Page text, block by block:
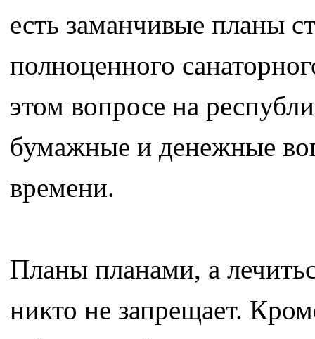
есть заманчивые планы
полноценного
этом вопросе на
бумажные и денежные
времени.
Планы планами, а
никто не запрещает.